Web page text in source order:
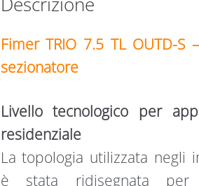
W
CON
Fimer TRIO 7.5 TL OUTD-
sezionatore
Livello tecnologico per
residenziale
La topologia utilizzata negli
è stata ridisegnata per